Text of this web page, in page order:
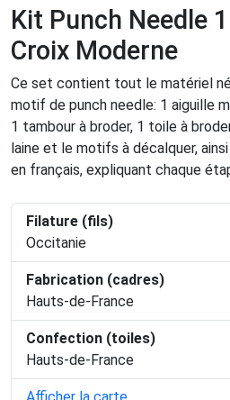
Kit Punch Needle
Croix Moderne
Ce set contient tout le matériel
motif de punch needle: 1 aiguille
1 tambour à broder, 1 toile à
laine et le motifs à décalquer,
en français, expliquant chaque
Filature (fils)
Occitanie
Fabrication (cadres)
Hauts-de-France
Confection (toiles)
Hauts-de-France